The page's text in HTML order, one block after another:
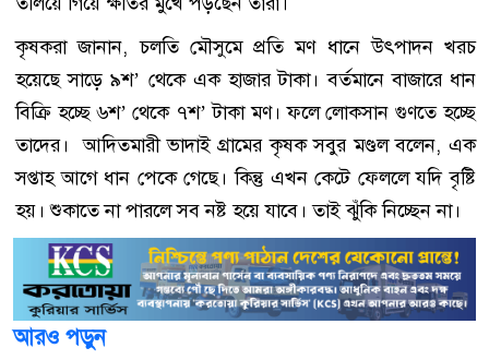
কৃষকরা জানান, চলতি মৌসুমে প্রতি মণ ধানে উৎপাদন খরচ
হয়েছে সাড়ে ৯শ’ থেকে এক হাজার টাকা। বর্তমানে বাজারে ধান
বিক্রি হচ্ছে ৬শ’ থেকে ৭শ’ টাকা মণ। ফলে লোকসান গুণতে হচ্ছে
তাদের। আদিতমারী ভাদাই গ্রামের কৃষক সবুর মণ্ডল বলেন, এক
সপ্তাহ আগে ধান পেকে গেছে। কিন্তু এখন কেটে ফেললে যদি বৃষ্টি
হয়। শুকাতে না পারলে সব নষ্ট হয়ে যাবে। তাই ঝুঁকি নিচ্ছেন না।
আরও পড়ুন